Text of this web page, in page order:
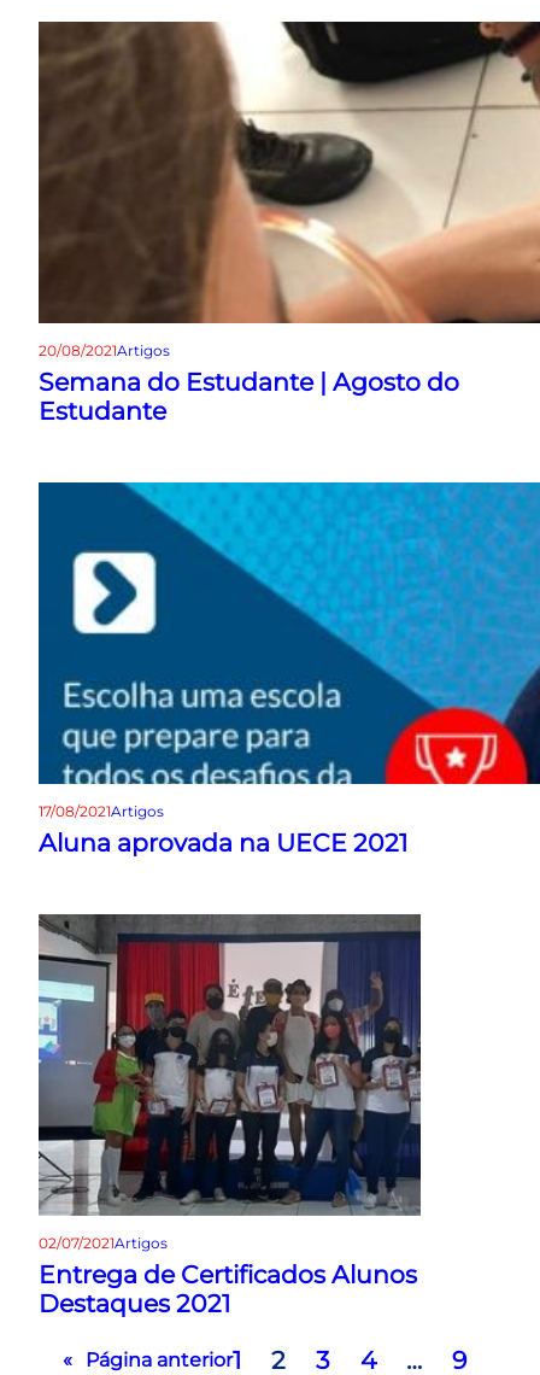
20/08/2021Artigos
Semana do Estudante | Agosto do
Estudante
17/08/2021Artigos
Aluna aprovada na UECE 2021
02/07/2021Artigos
Entrega de Certificados Alunos
Destaques 2021
« Página anterior1 2 3 4 … 9